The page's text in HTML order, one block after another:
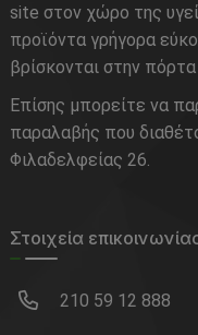
site στον χώρο της
προϊόντα γρήγορα
βρίσκονται στην
Επίσης μπορείτε να
παραλαβής που
Φιλαδελφείας 26.
Στοιχεία
210 59 12 888